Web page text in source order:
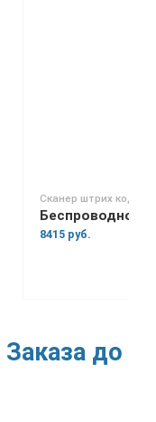
Сканер штрих кода
8415 руб.
до